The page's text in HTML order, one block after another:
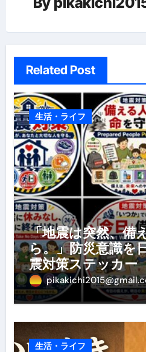
シ
ョ
ンRelated Post
生活・ライフ
「地震は突然、備
ら。」防災意識を
震対策ステッカー
生活・ライフ